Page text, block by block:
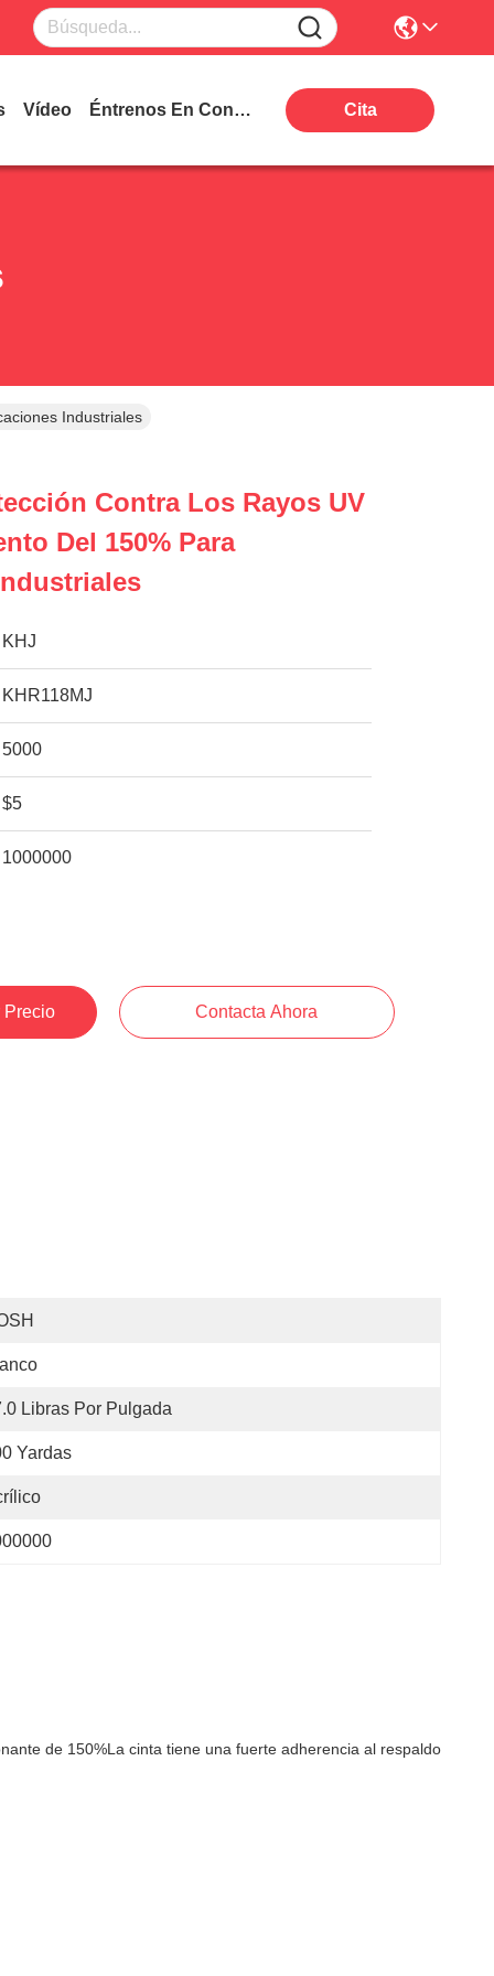
Vídeo Éntrenos En Contacto Con Cita
Industriales
Contra Los Rayos UV
Del 150% Para
KHJ
KHR118MJ
5000
$5
1000000
Precio Contacta Ahora
Libras Por Pulgada
Yardas
de 150%La cinta tiene una fuerte adherencia al respaldo